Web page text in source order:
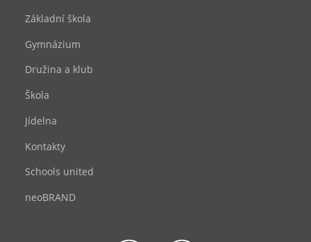
Základní škola
Gymnázium
Družina a klub
Škola
Jídelna
Kontakty
Schools united
neoBRAND